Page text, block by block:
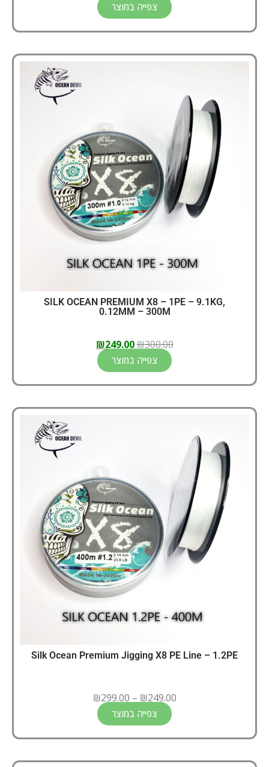
צפייה במוצר
SILK OCEAN PREMIUM X8 – 1PE – 9.1KG,
0.12MM – 300M
₪300.00
₪249.00
צפייה במוצר
Silk Ocean Premium Jigging X8 PE Line – 1.2PE
₪249.00
–
₪299.00
צפייה במוצר